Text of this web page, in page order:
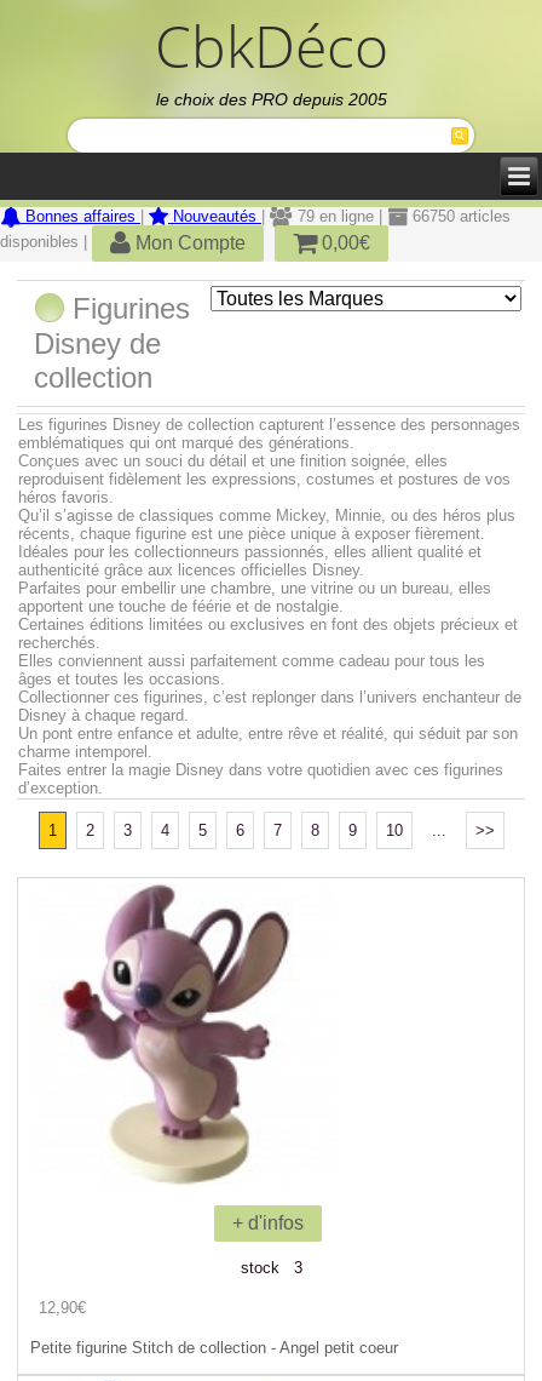
CbkDéco
le choix des PRO depuis 2005
Bonnes affaires Nouveautés 79 en ligne |
66750 articles
disponibles |
Mon Compte 0,00€
Figurines
Disney de
collection
Les figurines Disney de collection capturent l’essence des personnages
emblématiques qui ont marqué des générations.
Conçues avec un souci du détail et une finition soignée, elles
reproduisent fidèlement les expressions, costumes et postures de vos
héros favoris.
Qu’il s’agisse de classiques comme Mickey, Minnie, ou des héros plus
récents, chaque figurine est une pièce unique à exposer fièrement.
Idéales pour les collectionneurs passionnés, elles allient qualité et
authenticité grâce aux licences officielles Disney.
Parfaites pour embellir une chambre, une vitrine ou un bureau, elles
apportent une touche de féérie et de nostalgie.
Certaines éditions limitées ou exclusives en font des objets précieux et
recherchés.
Elles conviennent aussi parfaitement comme cadeau pour tous les
âges et toutes les occasions.
Collectionner ces figurines, c’est replonger dans l’univers enchanteur de
Disney à chaque regard.
Un pont entre enfance et adulte, entre rêve et réalité, qui séduit par son
charme intemporel.
Faites entrer la magie Disney dans votre quotidien avec ces figurines
d’exception.
1 2 3 4 5 6 7 8 9 10 >>
+ d'infos
stock 3
12,90€
Petite figurine Stitch de collection - Angel petit coeur